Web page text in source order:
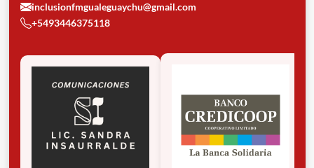
inclusionfmgualeguaychu@gmail.com
+5493446375118